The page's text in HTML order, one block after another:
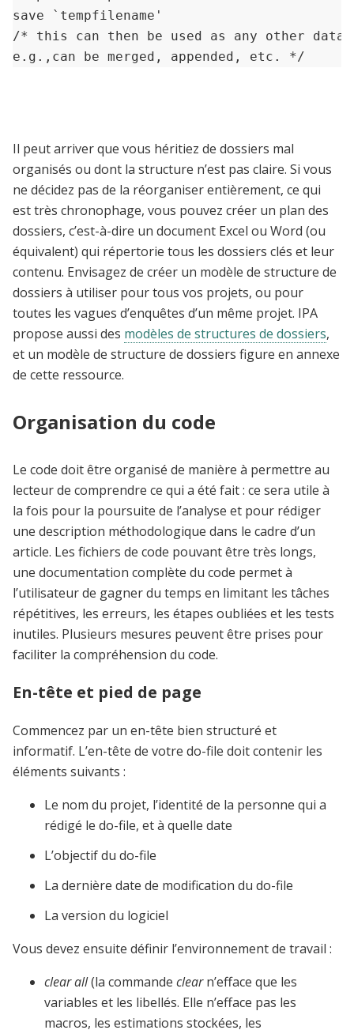
save `tempfilename'
/* this can then be used as any other
e.g.,can be merged, appended, etc. */
Il peut arriver que vous héritiez de dossiers mal
organisés ou dont la structure n’est pas claire. Si vous
ne décidez pas de la réorganiser entièrement, ce qui
est très chronophage, vous pouvez créer un plan des
dossiers, c’est-à-dire un document Excel ou Word (ou
équivalent) qui répertorie tous les dossiers clés et leur
contenu. Envisagez de créer un modèle de structure de
dossiers à utiliser pour tous vos projets, ou pour
toutes les vagues d’enquêtes d’un même projet. IPA
propose aussi des modèles de structures de dossiers,
et un modèle de structure de dossiers figure en annexe
de cette ressource.
Organisation du code
Le code doit être organisé de manière à permettre au
lecteur de comprendre ce qui a été fait : ce sera utile à
la fois pour la poursuite de l’analyse et pour rédiger
une description méthodologique dans le cadre d’un
article. Les fichiers de code pouvant être très longs,
une documentation complète du code permet à
l’utilisateur de gagner du temps en limitant les tâches
répétitives, les erreurs, les étapes oubliées et les tests
inutiles. Plusieurs mesures peuvent être prises pour
faciliter la compréhension du code.
En-tête et pied de page
Commencez par un en-tête bien structuré et
informatif. L’en-tête de votre do-file doit contenir les
éléments suivants :
Le nom du projet, l’identité de la personne qui a
rédigé le do-file, et à quelle date
L’objectif du do-file
La dernière date de modification du do-file
La version du logiciel
Vous devez ensuite définir l’environnement de travail :
clear all(la commande clearn’efface que les
variables et les libellés. Elle n’efface pas les
macros, les estimations stockées, les